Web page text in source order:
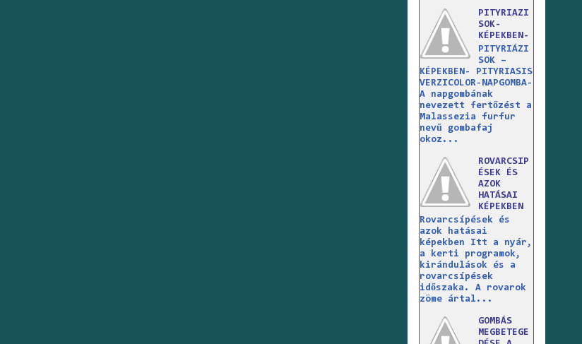
PITYRIAZI
SOK-
KÉPEKBEN-
PITYRIÁZI
SOK –
KÉPEKBEN- PITYRIASIS
VERZICOLOR-NAPGOMBA-
A napgombának
nevezett fertőzést a
Malassezia furfur
nevű gombafaj
okoz...
ROVARCSIP
ÉSEK ÉS
AZOK
HATÁSAI
KÉPEKBEN
Rovarcsípések és
azok hatásai
képekben Itt a nyár,
a kerti programok,
kirándulások és a
rovarcsípések
időszaka. A rovarok
zöme ártal...
GOMBÁS
MEGBETEGE